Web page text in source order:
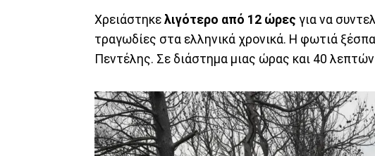
Χρειάστηκε λιγότερο από 12 ώρες για να
τραγωδίες στα ελληνικά χρονικά. Η φωτιά
Πεντέλης. Σε διάστημα μιας ώρας και 40